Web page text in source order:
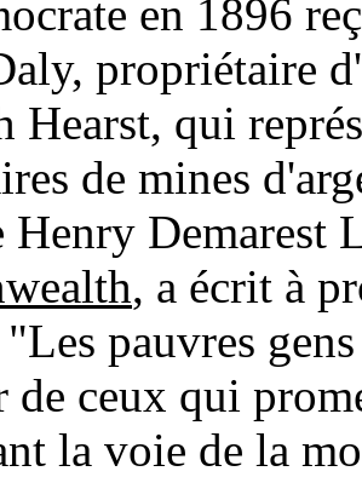
en 1896
propriétaire
Hearst, qui
de mines
Henry Demarest
, a écrit à
pauvres
de ceux qui
la voie de la